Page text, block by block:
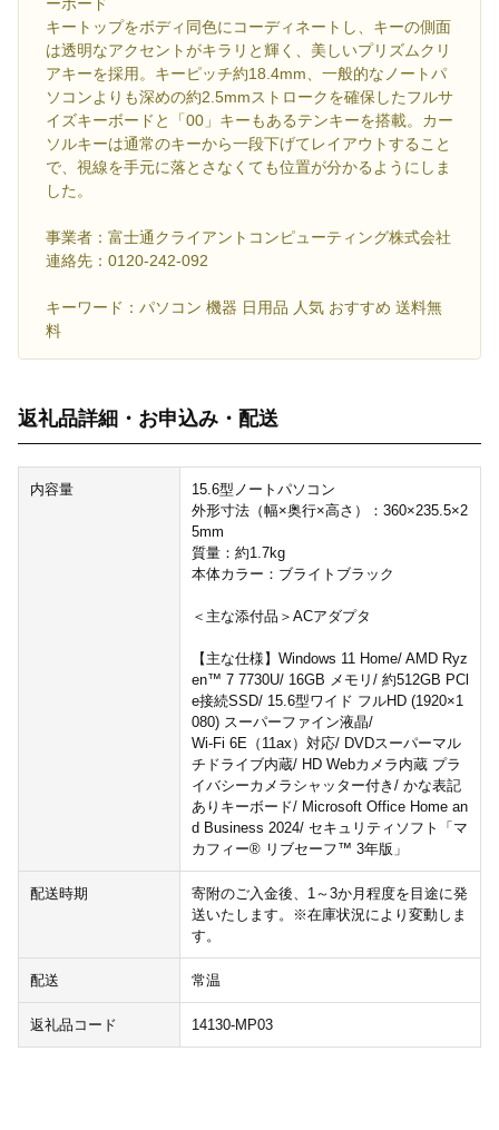
キートップをボディ同色にコーディネートし、キーの側面
は透明なアクセントがキラリと輝く、美しいプリズムクリ
アキーを採用。キーピッチ約18.4mm、一般的なノートパ
ソコンよりも深めの約2.5mmストロークを確保したフルサ
イズキーボードと「00」キーもあるテンキーを搭載。カー
ソルキーは通常のキーから一段下げてレイアウトすること
で、視線を手元に落とさなくても位置が分かるようにしま
した。
事業者：富士通クライアントコンピューティング株式会社
連絡先：0120-242-092
キーワード：パソコン 機器 日用品 人気 おすすめ 送料無
料
返礼品詳細・お申込み・配送
内容量
15.6型ノートパソコン
外形寸法（幅×奥行×高さ）：360×235.5×2
5mm
質量：約1.7kg
本体カラー：ブライトブラック
＜主な添付品＞ACアダプタ
【主な仕様】Windows 11 Home/ AMD Ryz
en™ 7 7730U/ 16GB メモリ/ 約512GB PCl
e接続SSD/ 15.6型ワイド フルHD (1920×1
080) スーパーファイン液晶/
Wi-Fi 6E（11ax）対応/ DVDスーパーマル
チドライブ内蔵/ HD Webカメラ内蔵 プラ
イバシーカメラシャッター付き/ かな表記
ありキーボード/ Microsoft Office Home an
d Business 2024/ セキュリティソフト「マ
カフィー® リブセーフ™ 3年版」
配送時期
寄附のご入金後、1～3か月程度を目途に発
送いたします。※在庫状況により変動しま
す。
配送 常温
返礼品コード 14130-MP03